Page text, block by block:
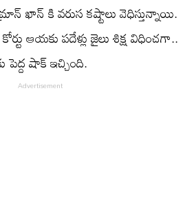
ఖాన్ కి వరుస కష్టాలు వెధిస్తున్నాయి.
ఆయకు పదేళ్లు జైలు శిక్ష విధించగా..
షాక్ ఇచ్చింది.